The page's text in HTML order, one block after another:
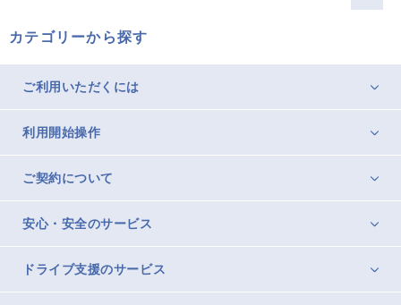
カテゴリーから探す
ご利用いただくには
利用開始操作
ご契約について
安心・安全のサービス
ドライブ支援のサービス